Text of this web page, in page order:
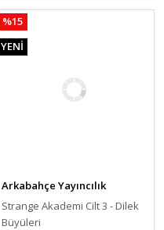
%15
YENİ
Arkabahçe Yayıncılık
Strange Akademi Cilt 3 - Dilek
Büyüleri